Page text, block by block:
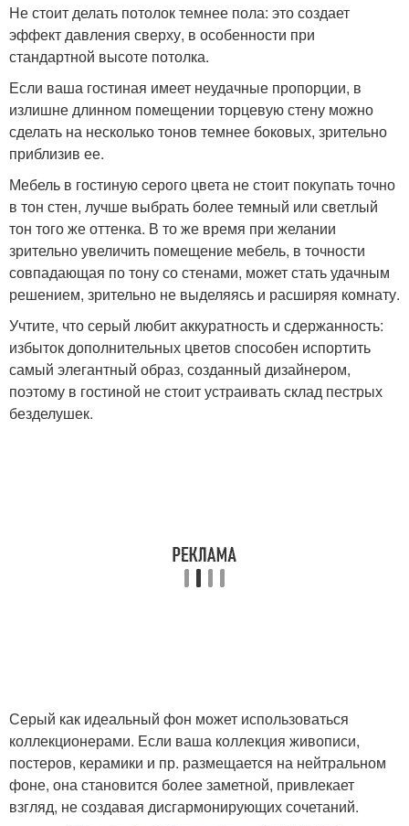
Не стоит делать потолок темнее пола: это создает
эффект давления сверху, в особенности при
стандартной высоте потолка.
Если ваша гостиная имеет неудачные пропорции, в
излишне длинном помещении торцевую стену можно
сделать на несколько тонов темнее боковых, зрительно
приблизив ее.
Мебель в гостиную серого цвета не стоит покупать точно
в тон стен, лучше выбрать более темный или светлый
тон того же оттенка. В то же время при желании
зрительно увеличить помещение мебель, в точности
совпадающая по тону со стенами, может стать удачным
решением, зрительно не выделяясь и расширяя комнату.
Учтите, что серый любит аккуратность и сдержанность:
избыток дополнительных цветов способен испортить
самый элегантный образ, созданный дизайнером,
поэтому в гостиной не стоит устраивать склад пестрых
безделушек.
Серый как идеальный фон может использоваться
коллекционерами. Если ваша коллекция живописи,
постеров, керамики и пр. размещается на нейтральном
фоне, она становится более заметной, привлекает
взгляд, не создавая дисгармонирующих сочетаний.